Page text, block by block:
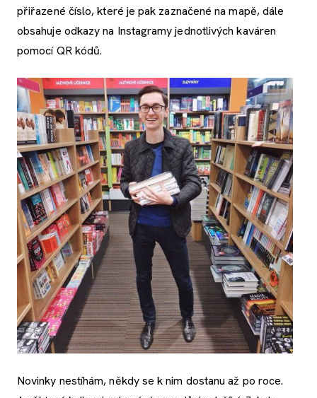
přiřazené číslo, které je pak zaznačené na mapě, dále
obsahuje odkazy na Instagramy jednotlivých kaváren
pomocí QR kódů.
Novinky nestíhám, někdy se k nim dostanu až po roce.